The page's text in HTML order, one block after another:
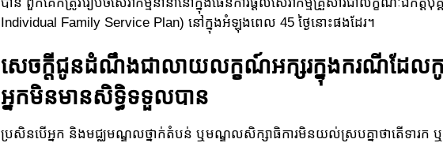
Individual Family Service Plan) នៅក្នុងអំឡុងពេល 45 ថ្ងៃនោះផងដែរ។
សេចក្តីជូនដំណឹងជាលាយលក្ខណ៍អក្សរក្នុងករណីដែល
អ្នកមិនមានសិទ្ធិទទួលបាន
ប្រសិនបើអ្នក និងមជ្ឈមណ្ឌលថ្នាក់តំបន់ ឬមណ្ឌលសិក្សាធិការមិនយល់ស្របគ្នាថាតើទារក ឬ